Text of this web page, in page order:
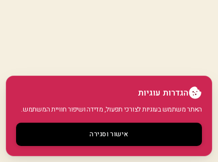
הגדרות עוגיות
האתר משתמש בעוגיות לצורכי תפעול, מדידה ושיפור חוויית המשתמש.
אישור וסגירה